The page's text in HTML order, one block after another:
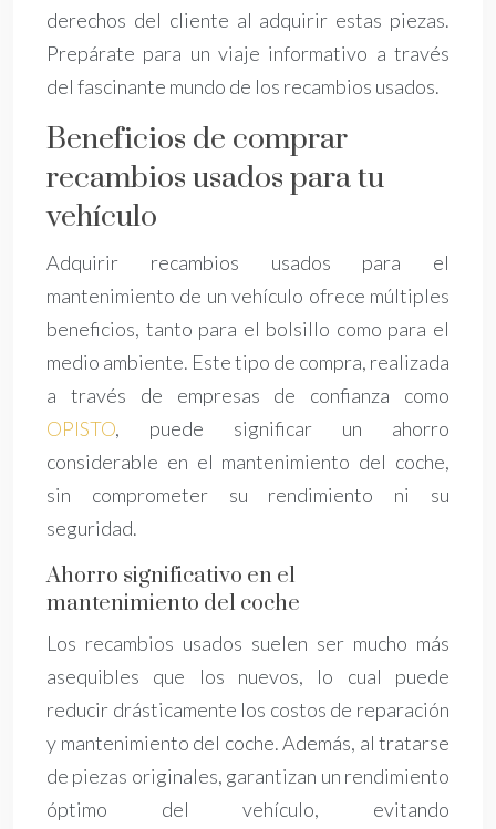
derechos del cliente al adquirir estas piezas.
Prepárate para un viaje informativo a través
del fascinante mundo de los recambios usados.
Beneficios de comprar
recambios usados para tu
vehículo
Adquirir recambios usados para el
mantenimiento de un vehículo ofrece múltiples
beneficios, tanto para el bolsillo como para el
medio ambiente. Este tipo de compra, realizada
a través de empresas de confianza como
OPISTO, puede significar un ahorro
considerable en el mantenimiento del coche,
sin comprometer su rendimiento ni su
seguridad.
Ahorro significativo en el
mantenimiento del coche
Los recambios usados suelen ser mucho más
asequibles que los nuevos, lo cual puede
reducir drásticamente los costos de reparación
y mantenimiento del coche. Además, al tratarse
de piezas originales, garantizan un rendimiento
óptimo del vehículo, evitando